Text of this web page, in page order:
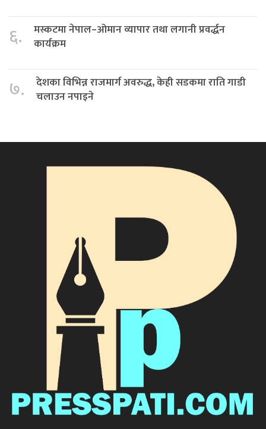
६.
मस्कटमा नेपाल–ओमान व्यापार तथा लगानी प्रवर्द्धन
कार्यक्रम
७.
देशका विभिन्न राजमार्ग अवरुद्ध, केही सडकमा राति गाडी
चलाउन नपाइने